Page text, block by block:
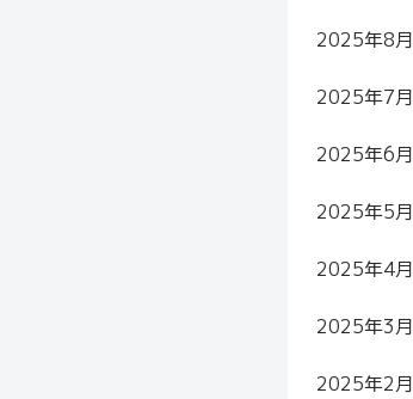
2025年8月
2025年7月
2025年6月
2025年5月
2025年4月
2025年3月
2025年2月